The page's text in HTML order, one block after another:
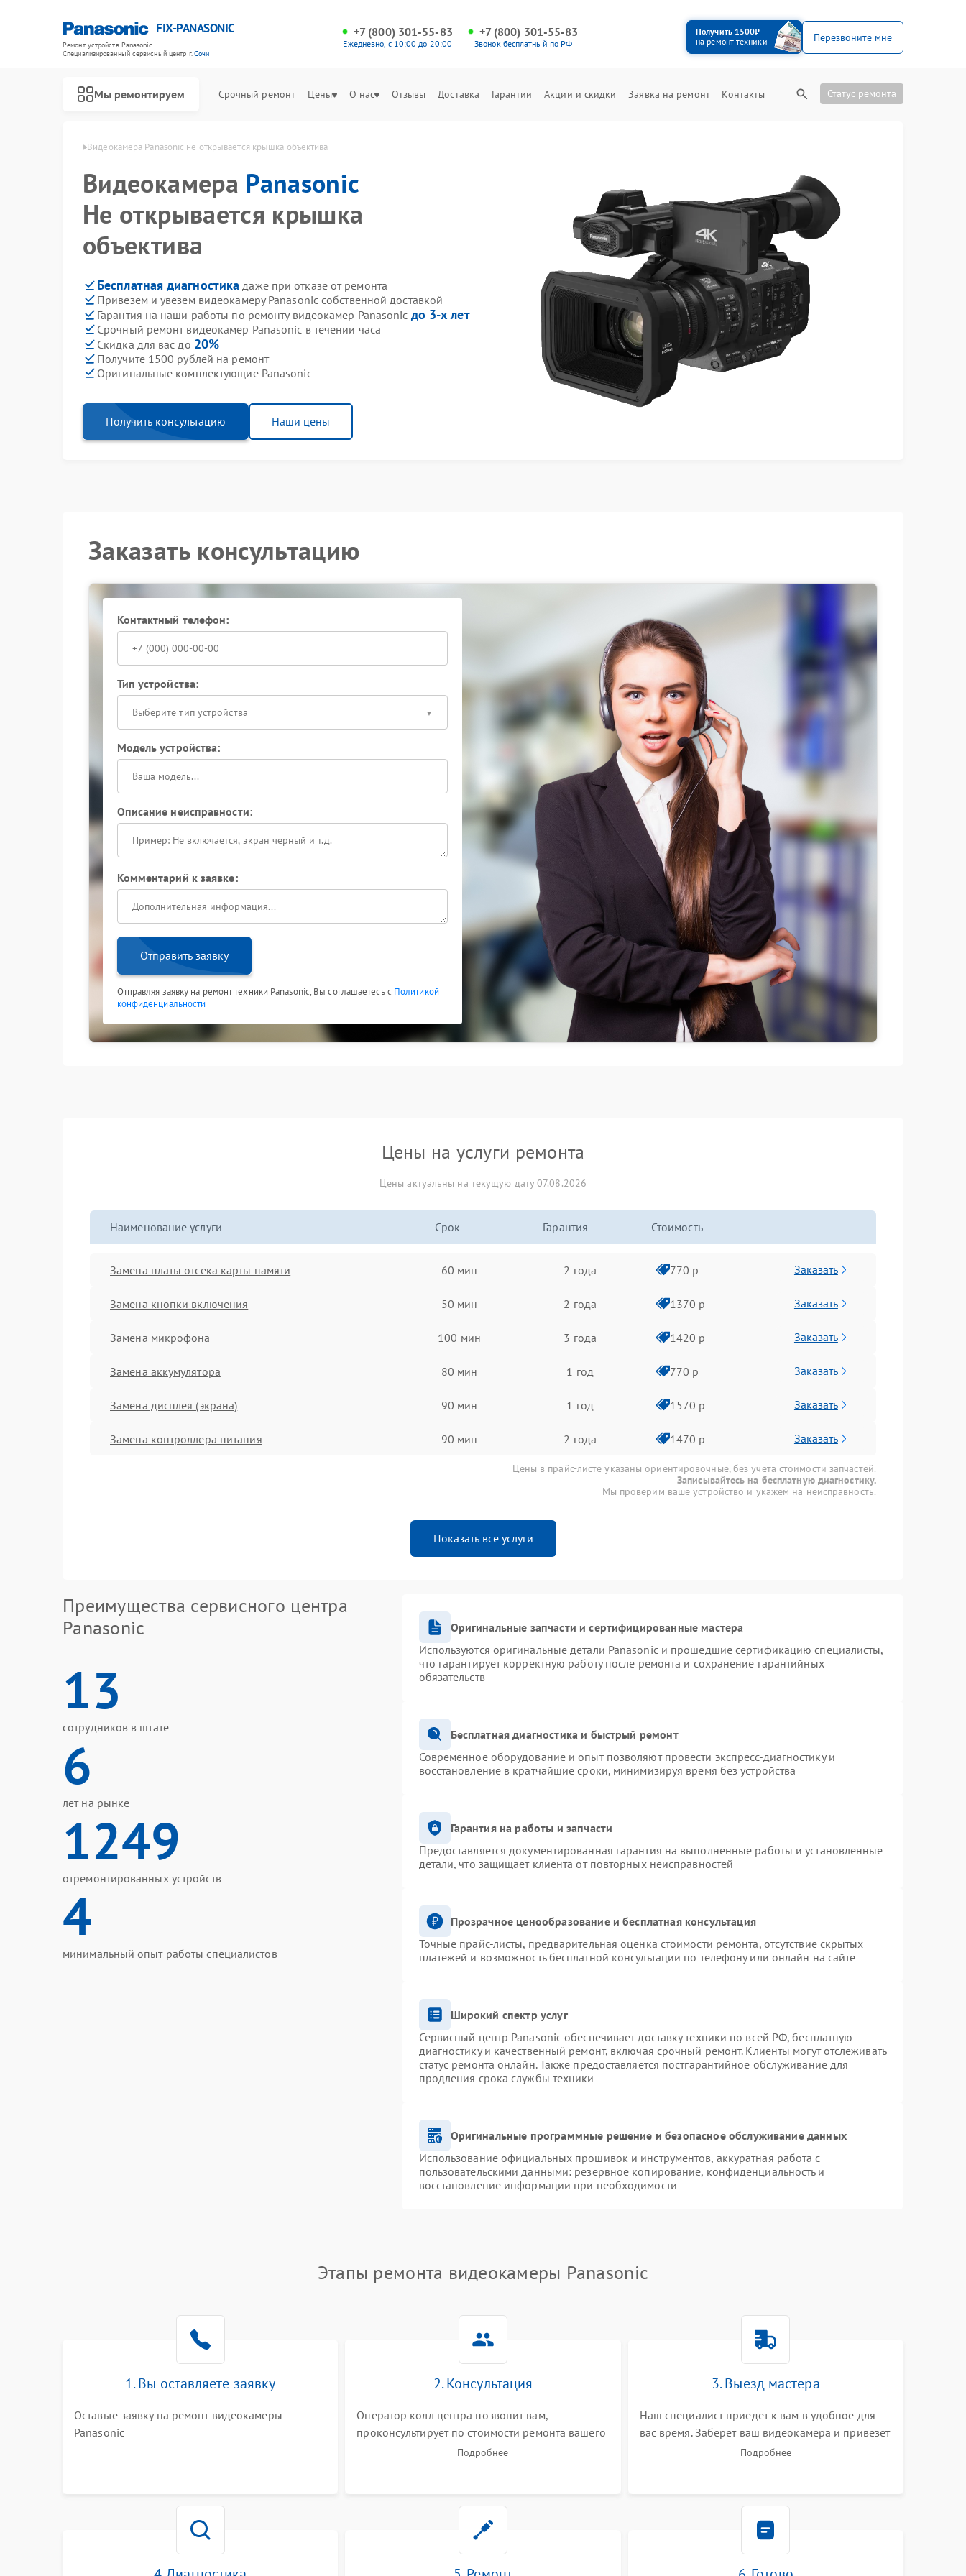
FIX-PANASONIC
Ремонт устройств Panasonic
Специализированный cервисный центр г.Сочи
+7 (800) 301-55-83
Ежедневно, с 10:00 до 20:00
+7 (800) 301-55-83
Звонок бесплатный по РФ
Получить 1500₽
на ремонт техники
Перезвоните мне
Мы ремонтируем Срочный ремонт Цены О нас Отзывы Доставка Гарантии Акции и скидки Заявка на ремонт Контакты Статус ремонта
Panasonic в Сочи Видеокамера Panasonic не открывается крышка объектива
Видеокамера Panasonic
Не открывается крышка
объектива
Бесплатная диагностика даже при отказе от ремонта
Привезем и увезем видеокамеру Panasonic собственной доставкой
Гарантия на наши работы по ремонту видеокамер Panasonic до 3-х лет
Срочный ремонт видеокамер Panasonic в течении часа
Скидка для вас до 20%
Получите 1500 рублей на ремонт
Оригинальные комплектующие Panasonic
Получить консультацию Наши цены
Заказать консультацию
Контактный телефон:
Тип устройства:
Выберите тип устройства
Модель устройства:
Описание неисправности:
Комментарий к заявке:
Отправить заявку
Отправляя заявку на ремонт техники Panasonic, Вы соглашаетесь с Политикой
конфиденциальности
Цены на услуги ремонта
Цены актуальны на текущую дату 07.08.2026
Наименование услуги Срок Гарантия Стоимость
Замена платы отсека карты памяти 60 мин 2 года 770 р Заказать
Замена кнопки включения 50 мин 2 года 1370 р Заказать
Замена микрофона 100 мин 3 года 1420 р Заказать
Замена аккумулятора 80 мин 1 год 770 р Заказать
Замена дисплея (экрана) 90 мин 1 год 1570 р Заказать
Замена контроллера питания 90 мин 2 года 1470 р Заказать
Цены в прайс-листе указаны ориентировочные, без учета стоимости запчастей.
Записывайтесь на бесплатную диагностику.
Мы проверим ваше устройство и укажем на неисправность.
Показать все услуги
Преимущества сервисного центра
Panasonic
13
сотрудников в штате
6
лет на рынке
1249
отремонтированных устройств
4
минимальный опыт работы специалистов
Оригинальные запчасти и сертифицированные мастера
Используются оригинальные детали Panasonic и прошедшие сертификацию специалисты,
что гарантирует корректную работу после ремонта и сохранение гарантийных
обязательств
Бесплатная диагностика и быстрый ремонт
Современное оборудование и опыт позволяют провести экспресс-диагностику и
восстановление в кратчайшие сроки, минимизируя время без устройства
Гарантия на работы и запчасти
Предоставляется документированная гарантия на выполненные работы и установленные
детали, что защищает клиента от повторных неисправностей
Прозрачное ценообразование и бесплатная консультация
Точные прайс-листы, предварительная оценка стоимости ремонта, отсутствие скрытых
платежей и возможность бесплатной консультации по телефону или онлайн на сайте
Широкий спектр услуг
Сервисный центр Panasonic обеспечивает доставку техники по всей РФ, бесплатную
диагностику и качественный ремонт, включая срочный ремонт. Клиенты могут отслеживать
статус ремонта онлайн. Также предоставляется постгарантийное обслуживание для
продления срока службы техники
Оригинальные программные решение и безопасное обслуживание данных
Использование официальных прошивок и инструментов, аккуратная работа с
пользовательскими данными: резервное копирование, конфиденциальность и
восстановление информации при необходимости
Этапы ремонта видеокамеры Panasonic
1. Вы оставляете заявку
Оставьте заявку на ремонт видеокамеры
Panasonic
2. Консультация
Оператор колл центра позвонит вам,
проконсультирует по стоимости ремонта вашего
видеокамеры а также ответит на все ваши
Подробнее
3. Выезд мастера
Наш специалист приедет к вам в удобное для
вас время. Заберет ваш видеокамера и привезет
на склад для диагностики.
Подробнее